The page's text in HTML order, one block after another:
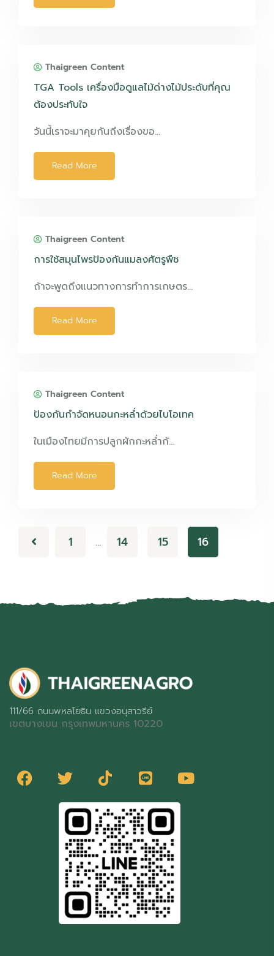
Thaigreen Content
TGA Tools เครื่องมือดูแลไม้ด่างไม้ประดับที่คุณ
ต้องประทับใจ
วันนี้เราจะมาคุยกันถึงเรื่องขอ…
Read More
Thaigreen Content
การใช้สมุนไพรป้องกันแมลงศัตรูพืช
ถ้าจะพูดถึงแนวทางการทำการเกษตร…
Read More
Thaigreen Content
ป้องกันกำจัดหนอนกะหล่ำด้วยไบโอเทค
ในเมืองไทยมีการปลูกผักกะหล่ำกั…
Read More
1 … 14 15 16
111/66 ถนนพหลโยธิน แขวงอนุสาวรีย์
เขตบางเขน กรุงเทพมหานคร 10220